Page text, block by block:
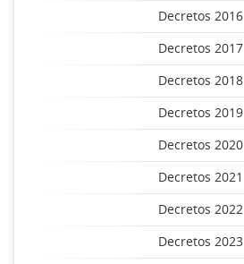
Decretos 2016
Decretos 2017
Decretos 2018
Decretos 2019
Decretos 2020
Decretos 2021
Decretos 2022
Decretos 2023